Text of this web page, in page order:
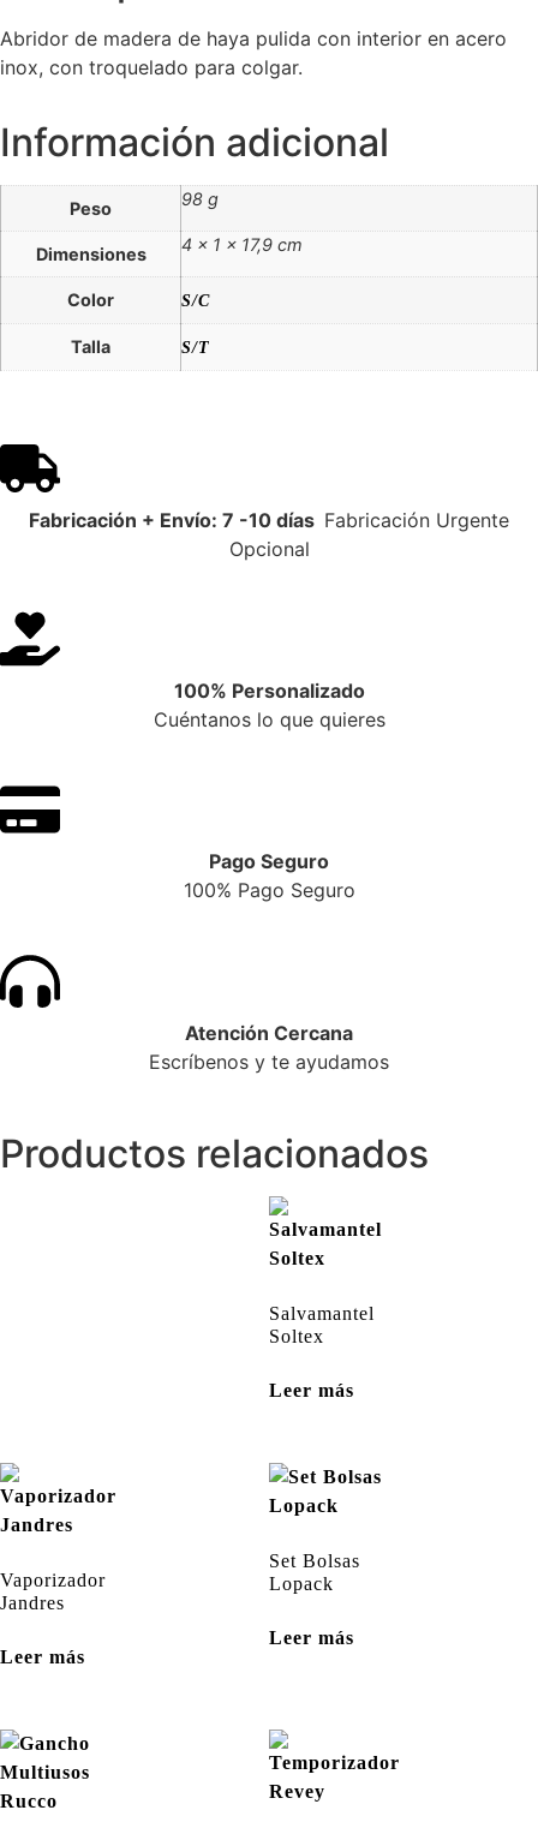
Abridor de madera de haya pulida con interior en acero
inox, con troquelado para colgar.
Información adicional
Peso 98 g
Dimensiones 4 × 1 × 17,9 cm
Color S/C
Talla S/T
Fabricación + Envío: 7 -10 días Fabricación Urgente
Opcional
100% Personalizado
Cuéntanos lo que quieres
Pago Seguro
100% Pago Seguro
Atención Cercana
Escríbenos y te ayudamos
Productos relacionados
Salvamantel
Soltex
Leer más
Vaporizador
Jandres
Leer más
Set Bolsas
Lopack
Leer más